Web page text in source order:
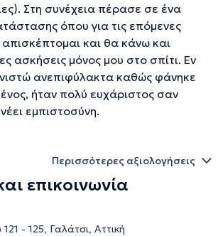
Στη συνέχεια πέρασε σε ένα
όπου για τις επόμενες
και θα κάνω και
ασκήσεις μόνος μου στο σπίτι. Εν
ανεπιφύλακτα καθώς φάνηκε
ήταν πολύ ευχάριστος σαν
εμπιστοσύνη.
Περισσότερες αξιολογήσεις
επικοινωνία
- 125, Γαλάτσι, Αττική